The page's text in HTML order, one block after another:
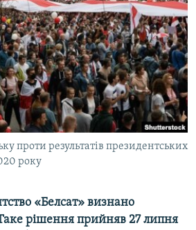
КРИМУ
проти результатів президентських
року
«Белсат» визнано
рішення прийняв 27 липня